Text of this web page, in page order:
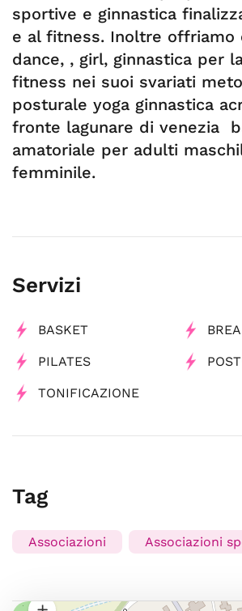
sportive e ginnastica
e al fitness. Inoltre offriamo
dance, , girl, ginnastica per
fitness nei suoi svariati
posturale yoga ginnastica
fronte lagunare di venezia
amatoriale per adulti
femminile.
Servizi
BASKET
PILATES
TONIFICAZIONE
Tag
Associazioni Associazioni